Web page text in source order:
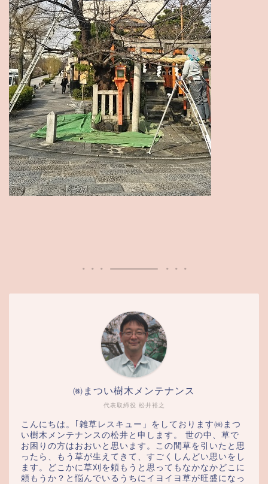
代表取締役 松井裕之
㈱まつい樹木メンテナンス
こんにちは。｢雑草レスキュー」をしております㈱まつ
い樹木メンテナンスの松井と申します。 世の中、草で
お困りの方はおおいと思います。この間草を引いたと思
ったら、もう草が生えてきて、すごくしんどい思いをし
ます。どこかに草刈を頼もうと思ってもなかなかどこに
頼もうか？と悩んでいるうちにイヨイヨ草が旺盛になっ